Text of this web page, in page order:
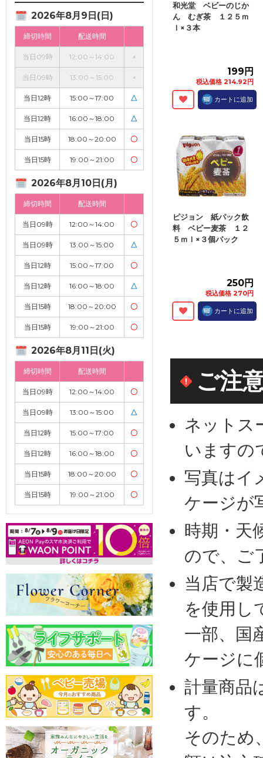
2026年8月9日(日)
締切時間 配送時間
当日09時 12:00～14:00 ×
当日09時 13:00～15:00 ×
当日12時 15:00～17:00 △
当日12時 16:00～18:00 △
当日15時 18:00～20:00 〇
当日15時 19:00～21:00 〇
2026年8月10日(月)
締切時間 配送時間
当日09時 12:00～14:00 〇
当日09時 13:00～15:00 △
当日12時 15:00～17:00 〇
当日12時 16:00～18:00 △
当日15時 18:00～20:00 〇
当日15時 19:00～21:00 〇
2026年8月11日(火)
締切時間 配送時間
当日09時 12:00～14:00 〇
当日09時 13:00～15:00 △
当日12時 15:00～17:00 〇
当日12時 16:00～18:00 〇
当日15時 18:00～20:00 〇
当日15時 19:00～21:00 〇
和光堂 ベビーのじか
ん むぎ茶 １２５ｍ
ｌ×３本
199円
税込価格 214.92円
カートに追加
ピジョン 紙パック飲
料 ベビー麦茶 １２
５ｍｌ×３個パック
250円
税込価格 270円
カートに追加
ご注
ネットス
いますの
写真はイ
ケージが
時期・天
ので、ご
当店で製
を使用し
一部、国
ケージに
計量商品
す。
そのため